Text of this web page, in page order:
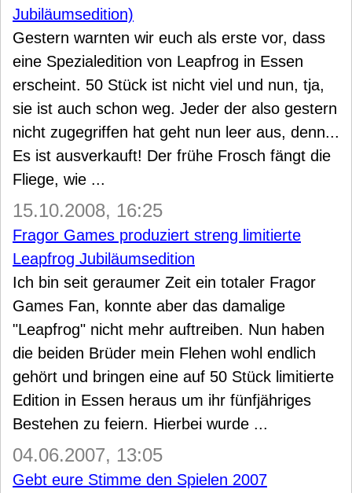
Jubiläumsedition)
Gestern warnten wir euch als erste vor, dass
eine Spezialedition von Leapfrog in Essen
erscheint. 50 Stück ist nicht viel und nun, tja,
sie ist auch schon weg. Jeder der also gestern
nicht zugegriffen hat geht nun leer aus, denn...
Es ist ausverkauft! Der frühe Frosch fängt die
Fliege, wie ...
15.10.2008, 16:25
Fragor Games produziert streng limitierte
Leapfrog Jubiläumsedition
Ich bin seit geraumer Zeit ein totaler Fragor
Games Fan, konnte aber das damalige
"Leapfrog" nicht mehr auftreiben. Nun haben
die beiden Brüder mein Flehen wohl endlich
gehört und bringen eine auf 50 Stück limitierte
Edition in Essen heraus um ihr fünfjähriges
Bestehen zu feiern. Hierbei wurde ...
04.06.2007, 13:05
Gebt eure Stimme den Spielen 2007